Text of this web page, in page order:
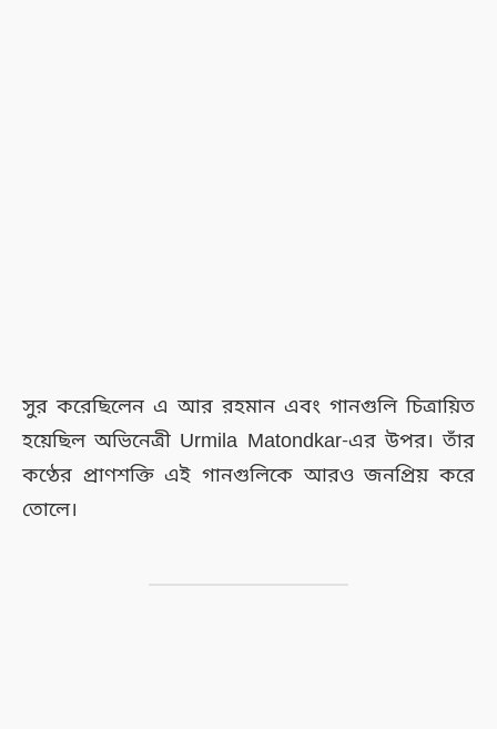
সুর করেছিলেন এ আর রহমান এবং গানগুলি চিত্রায়িত
হয়েছিল অভিনেত্রী Urmila Matondkar-এর উপর। তাঁর
কণ্ঠের প্রাণশক্তি এই গানগুলিকে আরও জনপ্রিয় করে
তোলে।